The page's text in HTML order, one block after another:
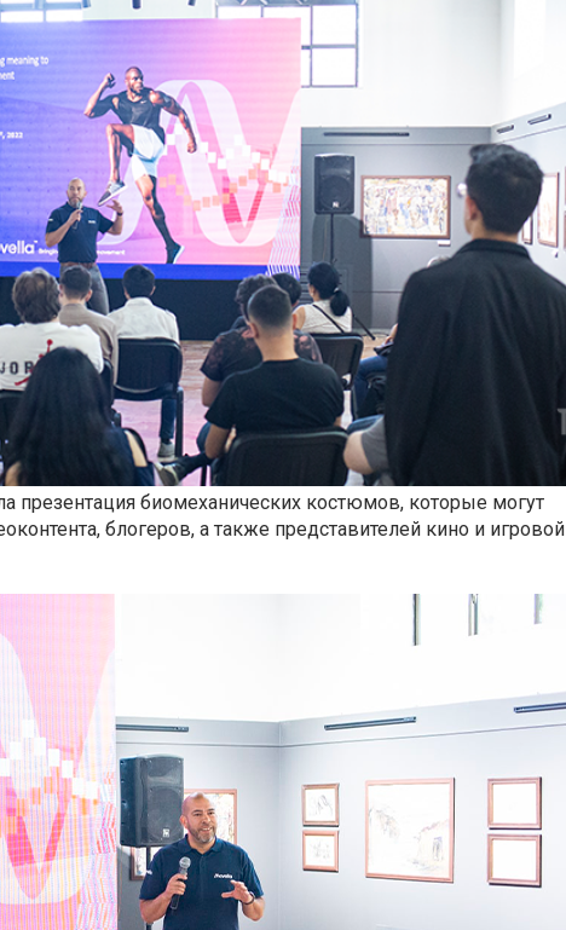
презентация биомеханических костюмов, которые могут
блогеров, а также представителей кино и игровой